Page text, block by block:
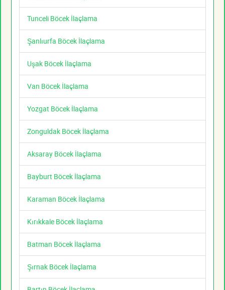
Tunceli Böcek İlaçlama
Şanlıurfa Böcek İlaçlama
Uşak Böcek İlaçlama
Van Böcek İlaçlama
Yozgat Böcek İlaçlama
Zonguldak Böcek İlaçlama
Aksaray Böcek İlaçlama
Bayburt Böcek İlaçlama
Karaman Böcek İlaçlama
Kırıkkale Böcek İlaçlama
Batman Böcek İlaçlama
Şırnak Böcek İlaçlama